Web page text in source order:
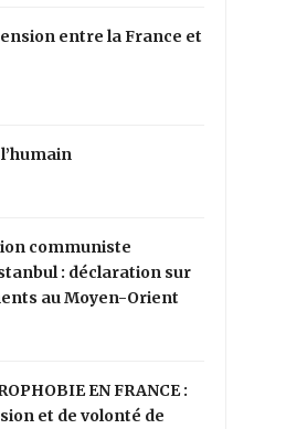
entre la France et
communiste
: déclaration sur
au Moyen-Orient
EN FRANCE :
et de volonté de